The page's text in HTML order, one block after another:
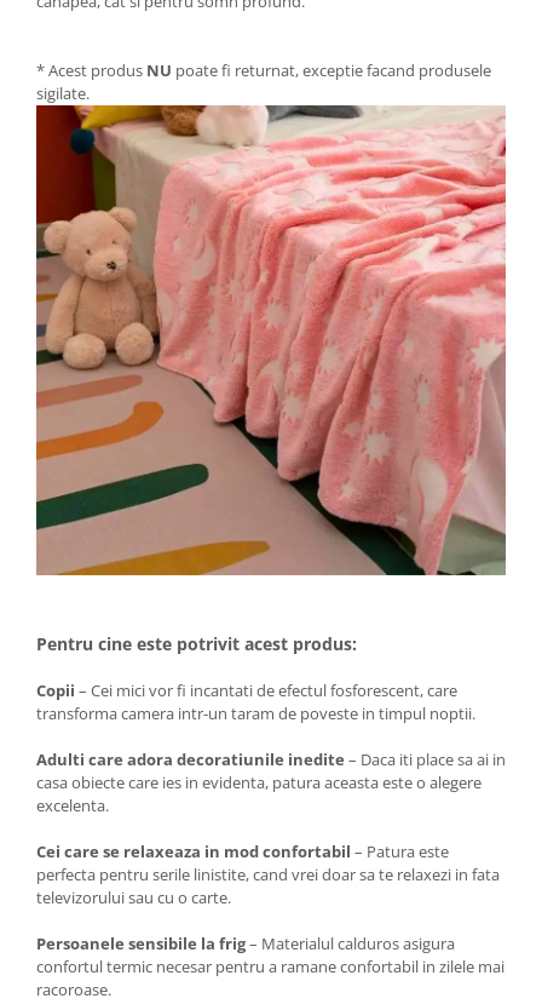
* Acest produs NU poate fi returnat, exceptie facand produsele
sigilate.
Pentru cine este potrivit acest produs:
Copii – Cei mici vor fi incantati de efectul fosforescent, care
transforma camera intr-un taram de poveste in timpul noptii.
Adulti care adora decoratiunile inedite – Daca iti place sa ai in
casa obiecte care ies in evidenta, patura aceasta este o alegere
excelenta.
Cei care se relaxeaza in mod confortabil – Patura este
perfecta pentru serile linistite, cand vrei doar sa te relaxezi in fata
televizorului sau cu o carte.
Persoanele sensibile la frig– Materialul calduros asigura
confortul termic necesar pentru a ramane confortabil in zilele mai
racoroase.